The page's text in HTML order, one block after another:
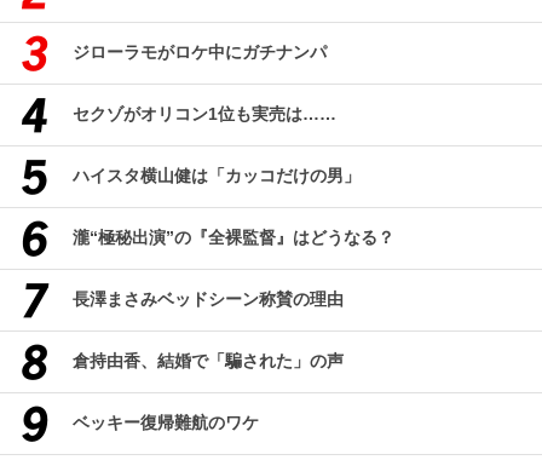
ジローラモがロケ中にガチナンパ
セクゾがオリコン1位も実売は……
ハイスタ横山健は「カッコだけの男」
瀧“極秘出演”の『全裸監督』はどうなる？
長澤まさみベッドシーン称賛の理由
倉持由香、結婚で「騙された」の声
ベッキー復帰難航のワケ